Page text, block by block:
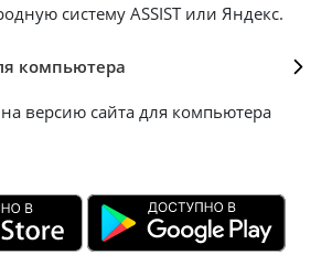
систему ASSIST или Яндекс.
компьютера
версию сайта для компьютера